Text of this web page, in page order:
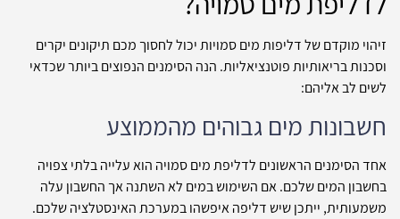
זיהוי מוקדם של דליפות מים סמויות יכול לחסוך מכם תיקונים יקרים
וסכנות בריאותיות פוטנציאליות. הנה הסימנים הנפוצים ביותר שכדאי
לשים לב אליהם:
חשבונות מים גבוהים מהממוצע
אחד הסימנים הראשונים לדליפת מים סמויה הוא עלייה בלתי צפויה
בחשבון המים שלכם. אם השימוש במים לא השתנה אך החשבון עלה
משמעותית, ייתכן שיש דליפה איפשהו במערכת האינסטלציה שלכם.